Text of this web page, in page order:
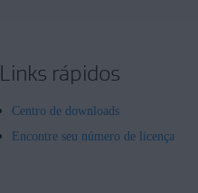
Links rápidos
Centro de downloads
Encontre seu número de licença